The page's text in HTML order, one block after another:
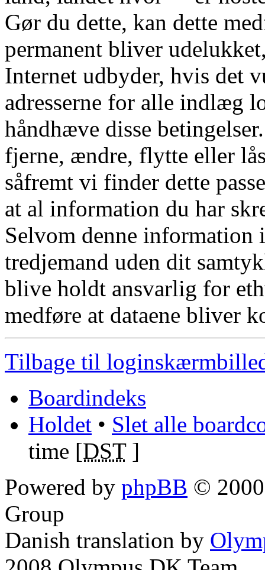
Gør du dette, kan dette
permanent bliver
Internet udbyder, hvis det
adresserne for alle indlæg
håndhæve disse
fjerne, ændre, flytte eller
såfremt vi finder dette
at al information du har
Selvom denne
tredjemand uden dit
blive holdt ansvarlig for
medføre at dataene bliver
Tilbage til
Boardindeks
Holdet • Slet alle
time [DST]
Powered by phpBB ©
Group
Danish translation by